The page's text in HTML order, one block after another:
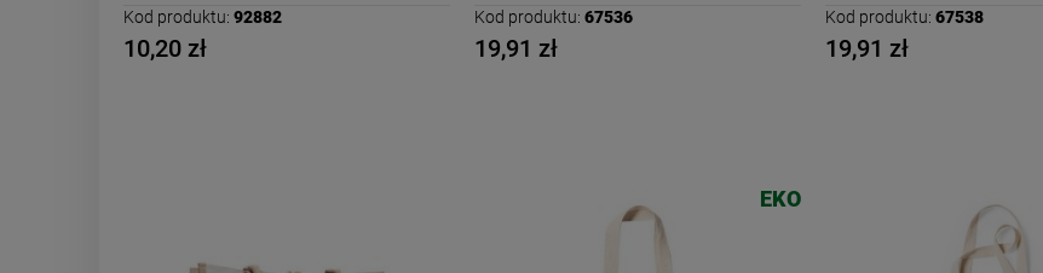
Kod produktu: 92882
10,20 zł
Kod produktu: 67536
19,91 zł
Kod produktu: 67538
19,91 zł
EKO